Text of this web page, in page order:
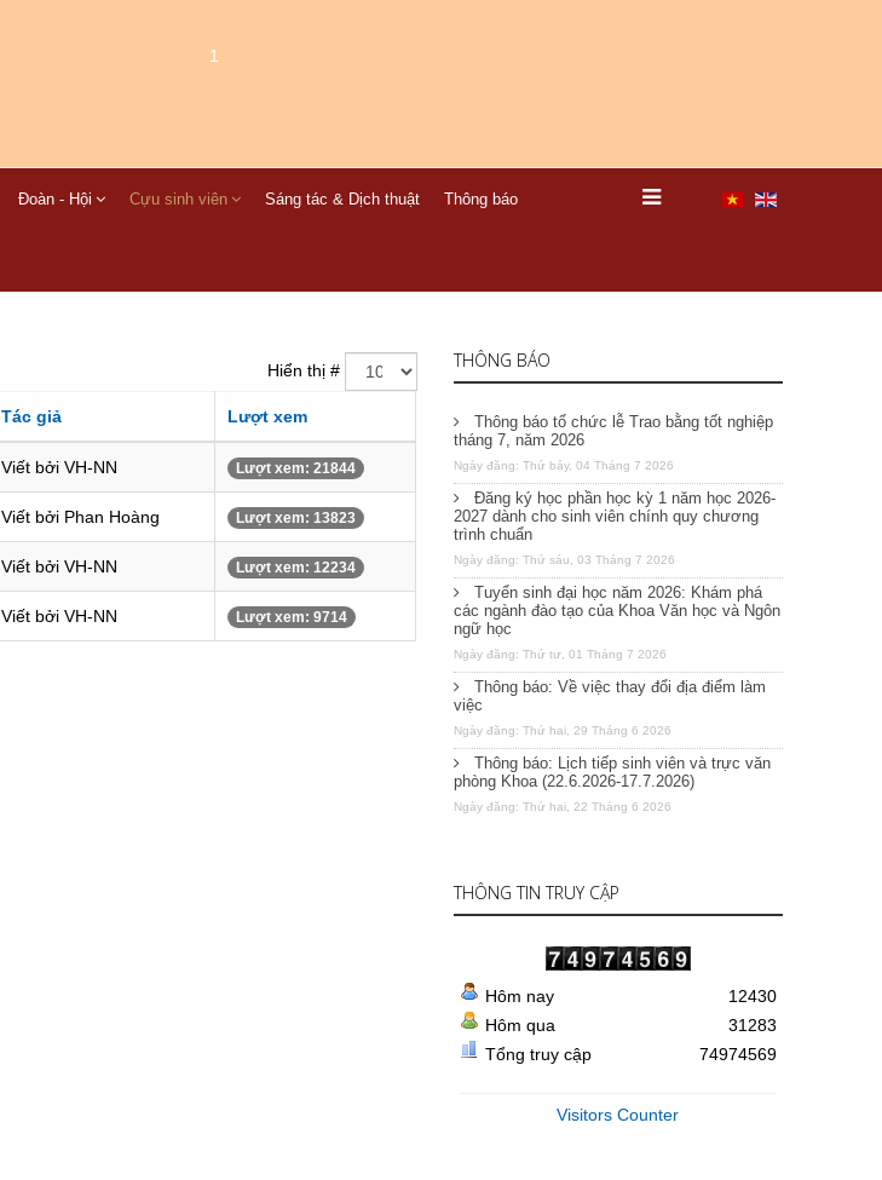
1
Đoàn - Hội Cựu sinh viên Sáng tác & Dịch thuật Thông báo
Hiển thị #
Tác giả Lượt xem
Viết bởi VH-NN Lượt xem: 21844
Viết bởi Phan Hoàng Lượt xem: 13823
Viết bởi VH-NN Lượt xem: 12234
Viết bởi VH-NN Lượt xem: 9714
THÔNG BÁO
Thông báo tổ chức lễ Trao bằng tốt nghiệp
tháng 7, năm 2026
Ngày đăng: Thứ bảy, 04 Tháng 7 2026
Đăng ký học phần học kỳ 1 năm học 2026-
2027 dành cho sinh viên chính quy chương
trình chuẩn
Ngày đăng: Thứ sáu, 03 Tháng 7 2026
Tuyển sinh đại học năm 2026: Khám phá
các ngành đào tạo của Khoa Văn học và Ngôn
ngữ học
Ngày đăng: Thứ tư, 01 Tháng 7 2026
Thông báo: Về việc thay đổi địa điểm làm
việc
Ngày đăng: Thứ hai, 29 Tháng 6 2026
Thông báo: Lịch tiếp sinh viên và trực văn
phòng Khoa (22.6.2026-17.7.2026)
Ngày đăng: Thứ hai, 22 Tháng 6 2026
THÔNG TIN TRUY CẬP
Hôm nay
Hôm qua
Tổng truy cập
12430
31283
74974569
Visitors Counter